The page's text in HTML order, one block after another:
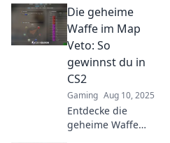
Die geheime
Waffe im Map
Veto: So
gewinnst du in
CS2
Gaming Aug 10, 2025
Entdecke die
geheime Waffe